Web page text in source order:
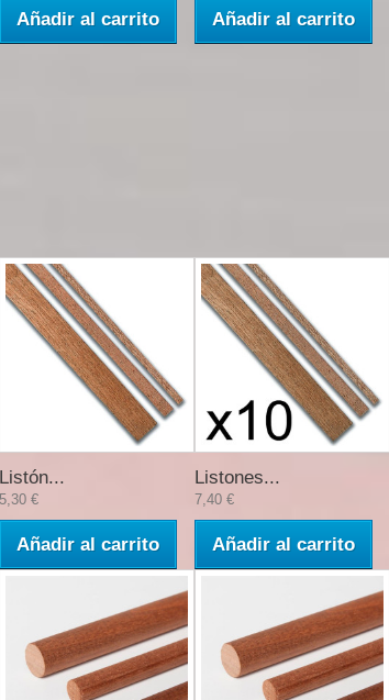
Añadir al carrito Añadir al carrito
Listón...
5,30 €
Añadir al carrito
Listones...
7,40 €
Añadir al carrito